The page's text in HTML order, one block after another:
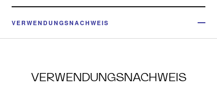
VERWENDUNGSNACHWEIS
VERWENDUNGSNACHWEIS